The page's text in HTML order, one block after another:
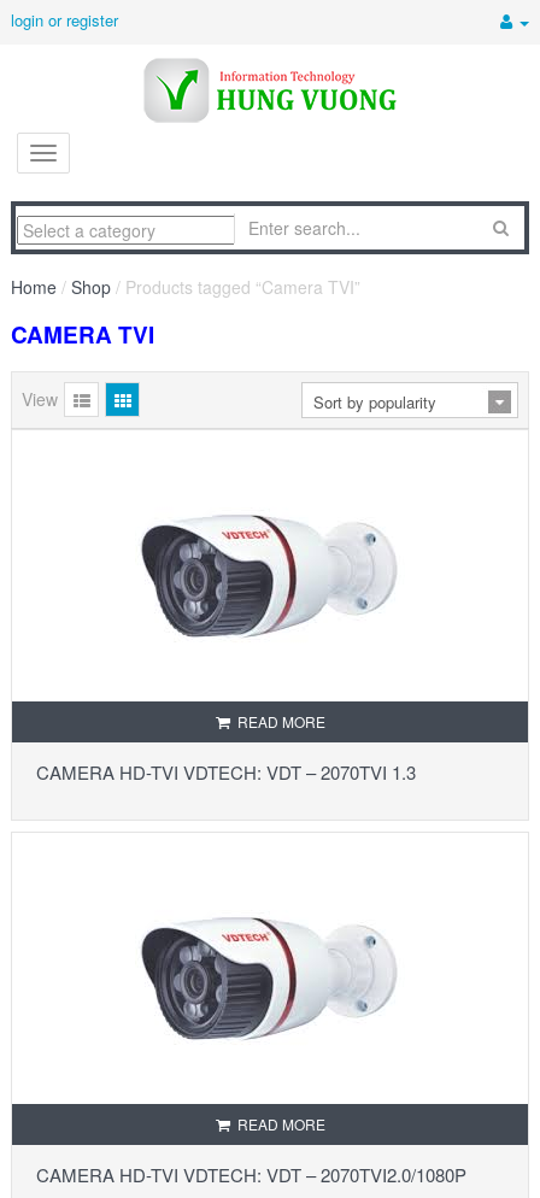
login or register
Home / Shop / Products tagged “Camera TVI”
CAMERA TVI
View
READ MORE
CAMERA HD-TVI VDTECH: VDT – 2070TVI 1.3
READ MORE
CAMERA HD-TVI VDTECH: VDT – 2070TVI2.0/1080P